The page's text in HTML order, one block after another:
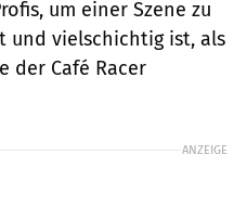
um einer Szene zu
und vielschichtig ist, als
der Café Racer
ANZEIGE